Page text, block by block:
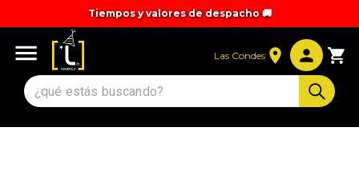
Tiempos y valores de despacho 🚚
Las Condes